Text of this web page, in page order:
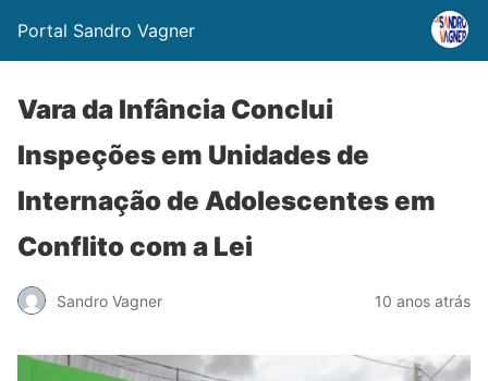
Portal Sandro Vagner
Vara da Infância Conclui
Inspeções em Unidades de
Internação de Adolescentes em
Conflito com a Lei
Sandro Vagner 10 anos atrás